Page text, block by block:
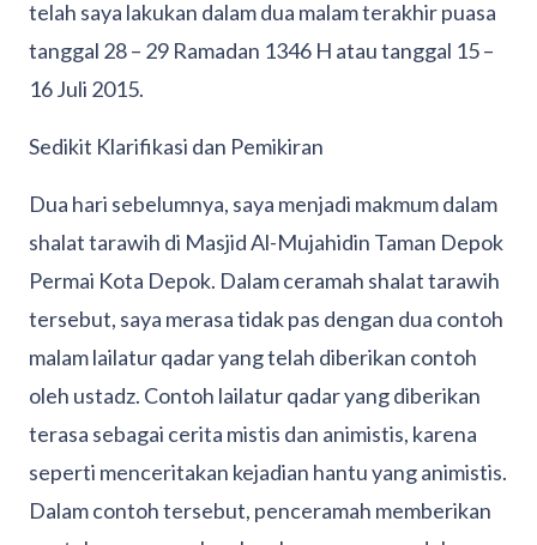
telah saya lakukan dalam dua malam terakhir puasa
tanggal 28 – 29 Ramadan 1346 H atau tanggal 15 –
16 Juli 2015.
Sedikit Klarifikasi dan Pemikiran
Dua hari sebelumnya, saya menjadi makmum dalam
shalat tarawih di Masjid Al-Mujahidin Taman Depok
Permai Kota Depok. Dalam ceramah shalat tarawih
tersebut, saya merasa tidak pas dengan dua contoh
malam lailatur qadar yang telah diberikan contoh
oleh ustadz. Contoh lailatur qadar yang diberikan
terasa sebagai cerita mistis dan animistis, karena
seperti menceritakan kejadian hantu yang animistis.
Dalam contoh tersebut, penceramah memberikan